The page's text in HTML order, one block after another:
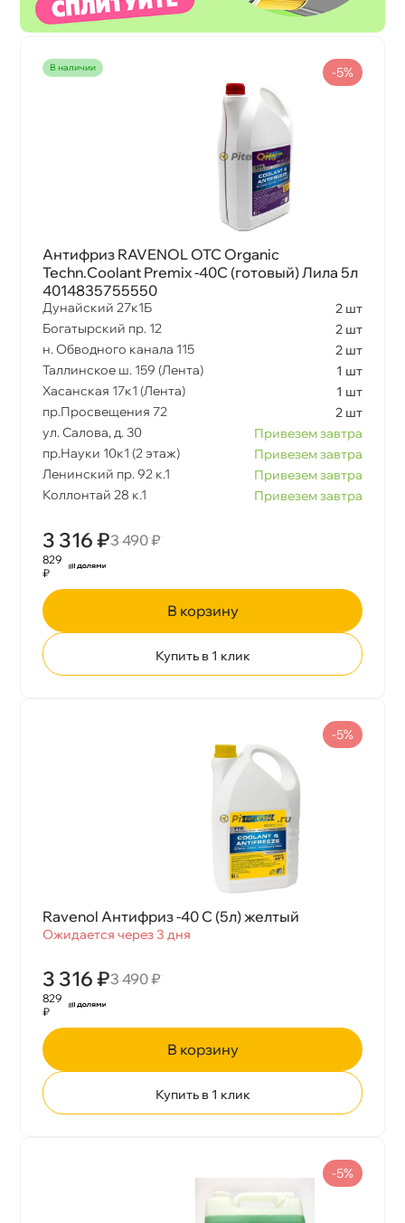
наличии
Антифриз RAVENOL OTC Organic
Techn.Coolant Premix -40C (готовый) Лила 5л
4014835755550
Дунайский 27к1Б
2 шт
Богатырский пр. 12
2 шт
н. Обводного канала 115
2 шт
Таллинское ш. 159 (Лента)
1 шт
Хасанская 17к1 (Лента)
1 шт
пр.Просвещения 72
2 шт
ул. Салова, д. 30
Привезем завтра
пр.Науки 10к1 (2 этаж)
Привезем завтра
Ленинский пр. 92 к.1
Привезем завтра
Коллонтай 28 к.1
Привезем завтра
3 316 ₽3 490 ₽
-5%
829
₽
корзину
Купить в 1 клик
Ravenol Антифриз -40 С (5л) желтый
Ожидается через 3 дня
3 316 ₽3 490 ₽
-5%
829
₽
корзину
Купить в 1 клик
-5%